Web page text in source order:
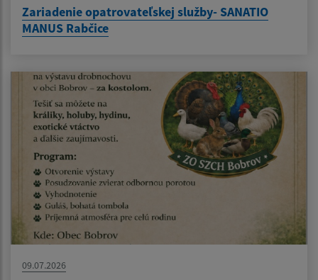
Zariadenie opatrovateľskej služby- SANATIO
MANUS Rabčice
09.07.2026